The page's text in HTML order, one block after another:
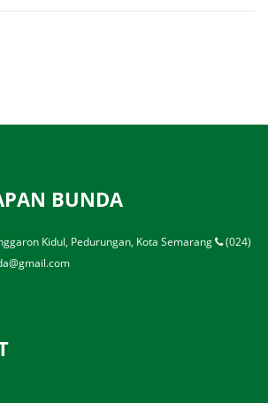
BUNDA
Kidul, Pedurungan, Kota Semarang
(024)